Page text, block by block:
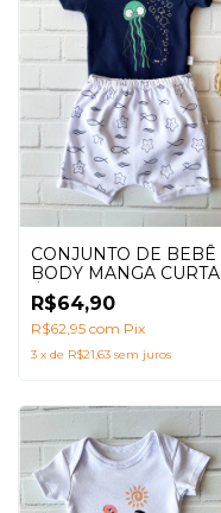
CONJUNTO DE BEBÊ
BODY MANGA CURTA
ÁGUA VIVA MENINO
AZUL MARINHO
R$64,90
R$62,95 com Pix
3 x de R$21,63 sem juros